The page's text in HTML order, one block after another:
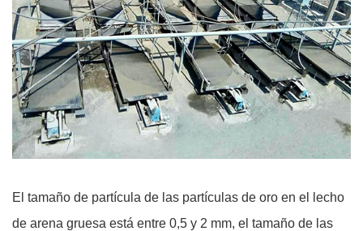
El tamaño de partícula de las partículas de oro en el lecho
de arena gruesa está entre 0,5 y 2 mm, el tamaño de las